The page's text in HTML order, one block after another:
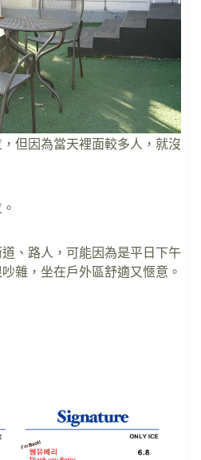
但因為當天裡面較多人，就沒
、路人，可能因為是平日下午
雜，坐在戶外區舒適又愜意。